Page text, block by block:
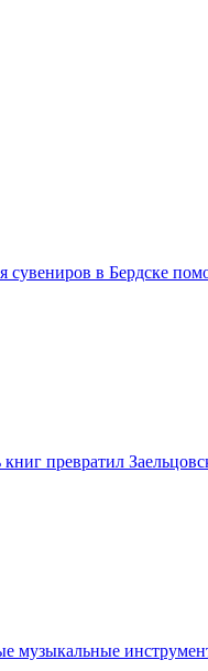
сувениров в Бердске
превратил
музыкальные